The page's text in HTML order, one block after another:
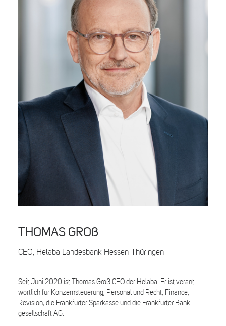
European Banker of the Year
Search
THOMAS GROß
CEO, Helaba Landesbank Hessen-Thüringen
Seit Juni 2020 ist Thomas Groß CEO der Helaba. Er ist verant­
wortlich für Konzernsteuerung, Personal und Recht, Finance,
Revision, die Frankfurter Spar­kasse und die Frankfurter Bank­
gesellschaft AG.